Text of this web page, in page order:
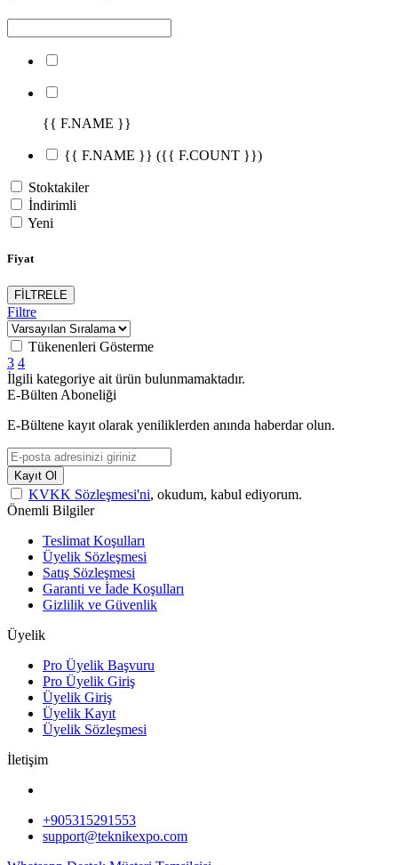
{{ F.NAME }}
{{ F.NAME }} ({{ F.COUNT }})
Stoktakiler
İndirimli
Yeni
Fiyat
FİLTRELE
Filtre
Tükenenleri Gösterme
3 4
İlgili kategoriye ait ürün bulunmamaktadır.
E-Bülten Aboneliği
E-Bültene kayıt olarak yeniliklerden anında haberdar olun.
Kayıt Ol
KVKK Sözleşmesi'ni, okudum, kabul ediyorum.
Önemli Bilgiler
Teslimat Koşulları
Üyelik Sözleşmesi
Satış Sözleşmesi
Garanti ve İade Koşulları
Gizlilik ve Güvenlik
Üyelik
Pro Üyelik Başvuru
Pro Üyelik Giriş
Üyelik Giriş
Üyelik Kayıt
Üyelik Sözleşmesi
İletişim
+905315291553
support@teknikexpo.com